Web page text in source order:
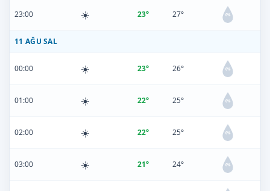
23:00 ☀️ 23° 27° 0%
11 AĞU SAL
00:00 ☀️ 23° 26° 0%
01:00 ☀️ 22° 25° 0%
02:00 ☀️ 22° 25° 0%
03:00 ☀️ 21° 24° 0%